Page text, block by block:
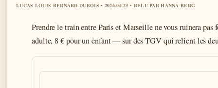
LUCAS LOUIS BERNARD DUBOIS • 2026-04-23 • RELU PAR HANNA BERG
Prendre le train entre Paris et Marseille ne vous ruinera
adulte, 8 € pour un enfant — sur des TGV qui relient les